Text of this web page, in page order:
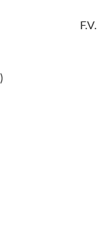
F.V.
)